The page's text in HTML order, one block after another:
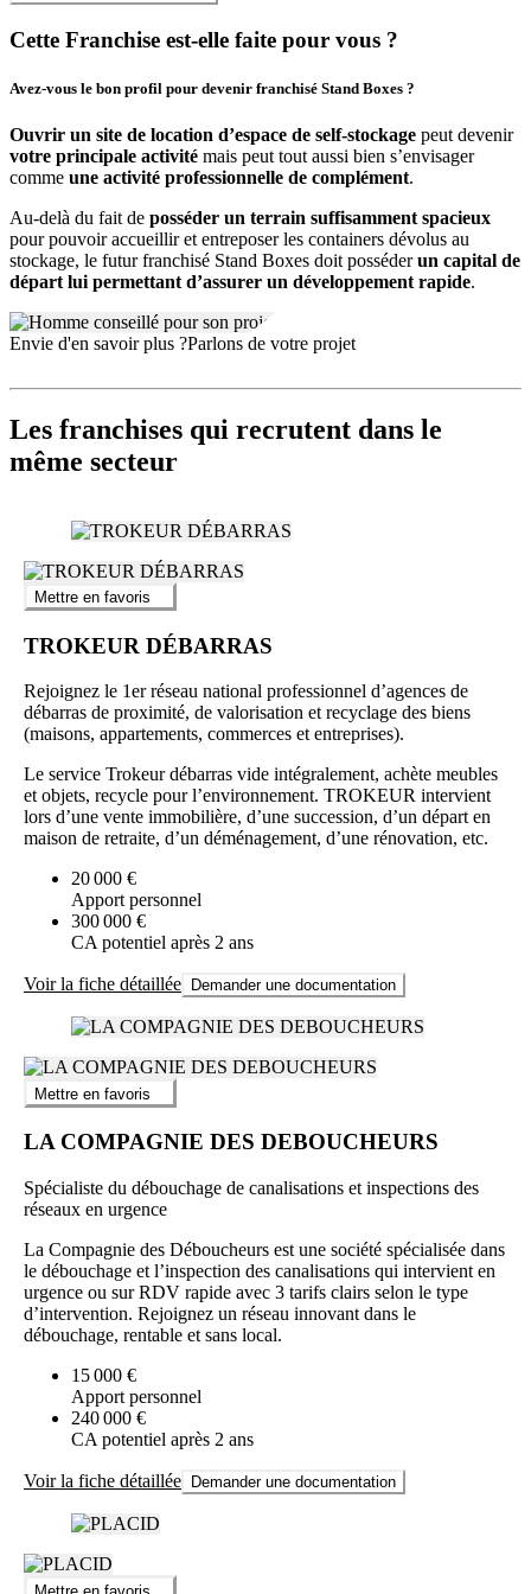
Plateforme Internet performante : large recrutement locataires,
Securité du site et des installations adaptée aux attentes des
professionnels comme des particuliers
Bénéfice d’une marque et d’un savoir-faire reconnu depuis
plusieurs années
Offre simple à mettre en place pour répondre à différents
besoins de stockage (meubles, archives, stock commercial…)
Développement du réseau Stand Boxes
Stand Boxes poursuit son expansion depuis 2015 avec près de 10 à
11 centres principalement déployés dans les Hauts-de-France et un
parc total de 1 500 containers environ. L’enseigne s’appuie sur la
dynamique positive du marché français pour renforcer sa présence
régionale et offrir de nouvelles opportunités de réussite aux
Cette Franchise est-elle faite pour vous ?
Avez-vous le bon profil pour devenir franchisé Stand Boxes ?
Ouvrir un site de location d’espace de self-stockage peut devenir
votre principale activité mais peut tout aussi bien s’envisager
comme une activité professionnelle de complément.
Au-delà du fait de posséder un terrain suffisamment spacieux
pour pouvoir accueillir et entreposer les containers dévolus au
stockage, le futur franchisé Stand Boxes doit posséderun capital de
départ lui permettant d’assurer un développement rapide.
Envie d'en savoir plus ?Parlons de votre projet
Les franchises qui recrutent dans le
même secteur
Mettre en favoris
TROKEUR DÉBARRAS
Rejoignez le 1er réseau national professionnel d’agences de
débarras de proximité, de valorisation et recyclage des biens
(maisons, appartements, commerces et entreprises).
Le service Trokeur débarras vide intégralement, achète meubles
et objets, recycle pour l’environnement. TROKEUR intervient
lors d’une vente immobilière, d’une succession, d’un départ en
maison de retraite, d’un déménagement, d’une rénovation, etc.
20 000 €
Apport personnel
300 000 €
CA potentiel après 2 ans
Voir la fiche détaillée Demander une documentation
Mettre en favoris
LA COMPAGNIE DES DEBOUCHEURS
Spécialiste du débouchage de canalisations et inspections des
réseaux en urgence
La Compagnie des Déboucheurs est une société spécialisée dans
le débouchage et l’inspection des canalisations qui intervient en
urgence ou sur RDV rapide avec 3 tarifs clairs selon le type
d’intervention. Rejoignez un réseau innovant dans le
débouchage, rentable et sans local.
15 000 €
Apport personnel
240 000 €
CA potentiel après 2 ans
Voir la fiche détaillée Demander une documentation